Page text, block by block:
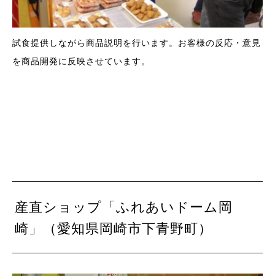
試食提供しながら商品説明を行います。お客様の反応・意見
を商品開発に反映させています。
産直ショップ「ふれあいドーム岡
崎」（愛知県岡崎市下青野町）